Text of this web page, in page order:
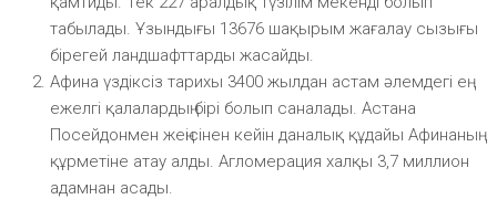
табылады. Ұзындығы 13676 шақырым жағалау сызығы
бірегей ландшафттарды жасайды.
Афина үздіксіз тарихы 3400 жылдан астам әлемдегі ең
ежелгі қалалардың бірі болып саналады. Астана
Посейдонмен жеңісінен кейін даналық құдайы Афинаның
құрметіне атау алды. Агломерация халқы 3,7 миллион
адамнан асады.